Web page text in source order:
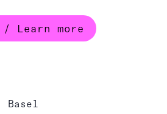
Learn more
Basel